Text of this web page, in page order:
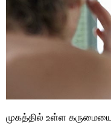
முகத்தில் உள்ள